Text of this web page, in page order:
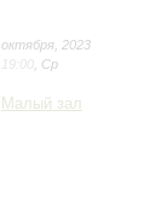
октября 2023
19:00 Ср
Малый зал